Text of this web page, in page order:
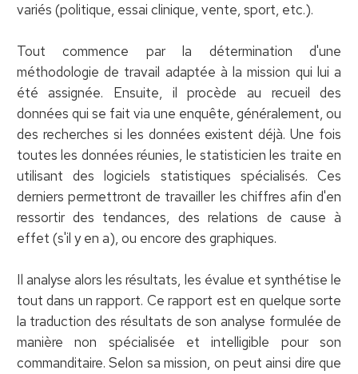
variés (politique, essai clinique, vente, sport, etc.).
Tout commence par la détermination d'une
méthodologie de travail adaptée à la mission qui lui a
été assignée. Ensuite, il procède au recueil des
données qui se fait via une enquête, généralement, ou
des recherches si les données existent déjà. Une fois
toutes les données réunies, le statisticien les traite en
utilisant des logiciels statistiques spécialisés. Ces
derniers permettront de travailler les chiffres afin d'en
ressortir des tendances, des relations de cause à
effet (s'il y en a), ou encore des graphiques.
Il analyse alors les résultats, les évalue et synthétise le
tout dans un rapport. Ce rapport est en quelque sorte
la traduction des résultats de son analyse formulée de
manière non spécialisée et intelligible pour son
commanditaire. Selon sa mission, on peut ainsi dire que